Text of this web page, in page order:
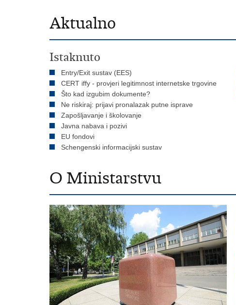
Aktualno
Istaknuto
Entry/Exit sustav (EES)
CERT iffy - provjeri legitimnost internetske trgovine
Što kad izgubim dokumente?
Ne riskiraj: prijavi pronalazak putne isprave
Zapošljavanje i školovanje
Javna nabava i pozivi
EU fondovi
Schengenski informacijski sustav
O Ministarstvu